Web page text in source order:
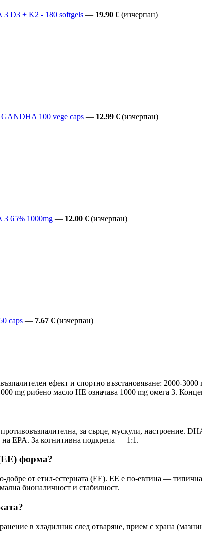
3 D3 + K2 - 180 softgels — 19.90 € (изчерпан)
100 vege caps — 12.99 € (изчерпан)
3 65% 1000mg — 12.00 € (изчерпан)
caps — 7.67 € (изчерпан)
ефект и спортно възстановяване: 2000-
mg рибено масло НЕ означава 1000 mg омега 3.
за сърце, мускули, настроение.
EPA. За когнитивна подкрепа — 1:1.
форма?
добре от етил-естерната (EE). EE е по-евтина —
бионаличност и стабилност.
в хладилник след отваряне, прием с храна